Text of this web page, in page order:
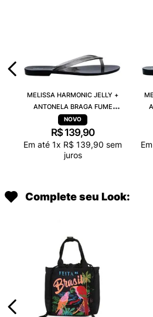
MELISSA HARMONIC JELLY +
ANTONELA BRAGA FUME
TRANSPARENTE 38263
R$ 139,90
Em até 1x R$ 139,90 sem
juros
Complete seu Look: